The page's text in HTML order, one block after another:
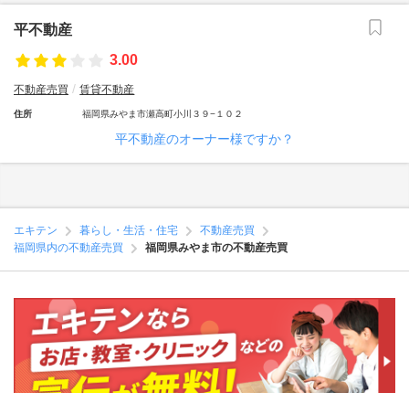
平不動産
3.00
不動産売買 賃貸不動産
住所 福岡県みやま市瀬高町小川３９−１０２
平不動産のオーナー様ですか？
エキテン 暮らし・生活・住宅
不動産売買
福岡県内の不動産売買
福岡県みやま市の不動産売買